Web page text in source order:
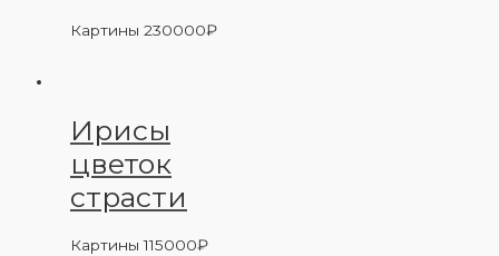
Картины 230000₽
Ирисы
цветок
страсти
Картины115000₽